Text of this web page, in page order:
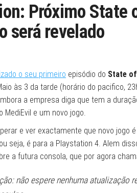
Próximo State
será revelado
o seu primeiro episódio do State
às 3 da tarde (horário do pacifico,
a empresa diga que tem a
MediEvil e um novo jogo.
e ver exactamente que novo jogo
seja, é para a Playstation 4. Alem
a futura consola, que por agora
não espere nenhuma